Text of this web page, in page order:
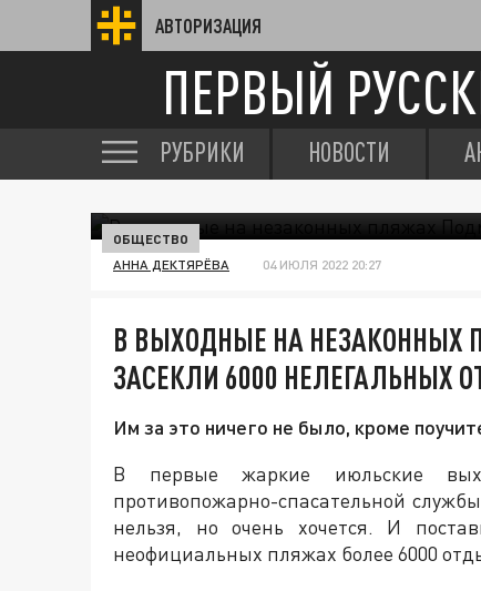
АВТОРИЗАЦИЯ
ПЕРВЫЙ
РУБРИКИ НОВОСТИ
ОБЩЕСТВО
АННА ДЕКТЯРЁВА 04 ИЮЛЯ 2022 20:27
В ВЫХОДНЫЕ НА НЕЗАКОННЫХ
ЗАСЕКЛИ 6000 НЕЛЕГАЛЬНЫХ
Им за это ничего не было, кроме
В первые жаркие июльские
противопожарно-спасательной
нельзя, но очень хочется. И
неофициальных пляжах более 6000